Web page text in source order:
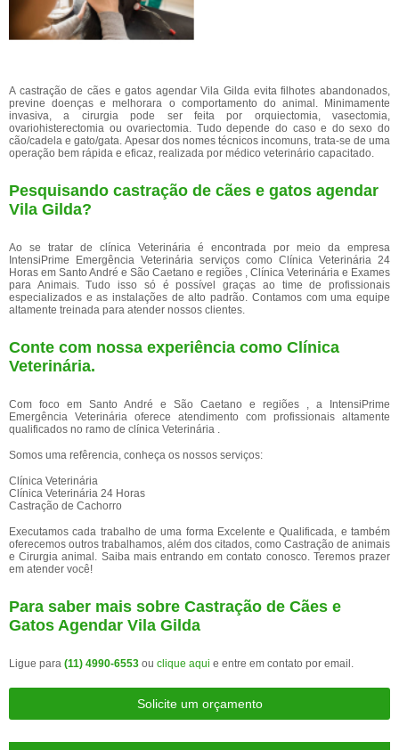
A castração de cães e gatos agendar Vila Gilda evita filhotes abandonados,
previne doenças e melhorara o comportamento do animal. Minimamente
invasiva, a cirurgia pode ser feita por orquiectomia, vasectomia,
ovariohisterectomia ou ovariectomia. Tudo depende do caso e do sexo do
cão/cadela e gato/gata. Apesar dos nomes técnicos incomuns, trata-se de uma
operação bem rápida e eficaz, realizada por médico veterinário capacitado.
Pesquisando castração de cães e gatos agendar
Vila Gilda?
Ao se tratar de clínica Veterinária é encontrada por meio da empresa
IntensiPrime Emergência Veterinária serviços como Clínica Veterinária 24
Horas em Santo André e São Caetano e regiões , Clínica Veterinária e Exames
para Animais. Tudo isso só é possível graças ao time de profissionais
especializados e as instalações de alto padrão. Contamos com uma equipe
altamente treinada para atender nossos clientes.
Conte com nossa experiência como Clínica
Veterinária.
Com foco em Santo André e São Caetano e regiões , a IntensiPrime
Emergência Veterinária oferece atendimento com profissionais altamente
qualificados no ramo de clínica Veterinária .
Somos uma refêrencia, conheça os nossos serviços:
Clínica Veterinária
Clínica Veterinária 24 Horas
Castração de Cachorro
Executamos cada trabalho de uma forma Excelente e Qualificada, e também
oferecemos outros trabalhamos, além dos citados, como Castração de animais
e Cirurgia animal. Saiba mais entrando em contato conosco. Teremos prazer
em atender você!
Para saber mais sobre Castração de Cães e
Gatos Agendar Vila Gilda
Ligue para (11) 4990-6553 ou clique aqui e entre em contato por email.
Solicite um orçamento